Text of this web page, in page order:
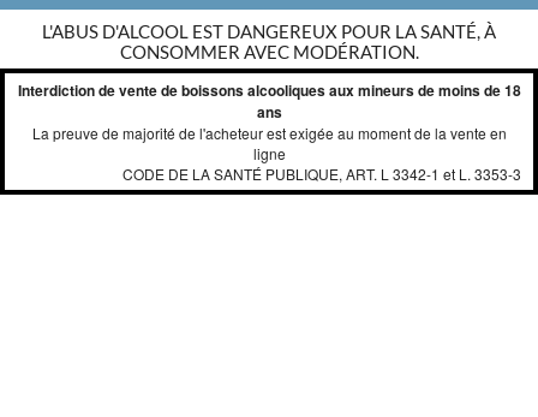
L'ABUS D'ALCOOL EST DANGEREUX POUR LA SANTÉ, À
CONSOMMER AVEC MODÉRATION.
Interdiction de vente de boissons alcooliques aux mineurs de moins de 18
ans
La preuve de majorité de l'acheteur est exigée au moment de la vente en
ligne
CODE DE LA SANTÉ PUBLIQUE, ART. L 3342-1 et L. 3353-3